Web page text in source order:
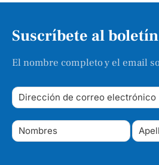
Suscríbete al boletín
El nombre completo y el email